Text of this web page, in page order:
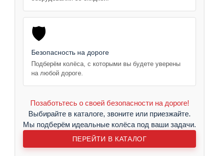
🛡️
Безопасность на дороге
Подберём колёса, с которыми вы будете уверены
на любой дороге.
Позаботьтесь о своей безопасности на дороге!
Выбирайте в каталоге, звоните или приезжайте.
Мы подберём идеальные колёса под ваши задачи.
ПЕРЕЙТИ В КАТАЛОГ